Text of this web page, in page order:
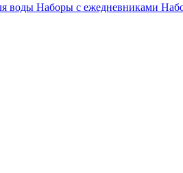
воды Наборы с ежедневниками